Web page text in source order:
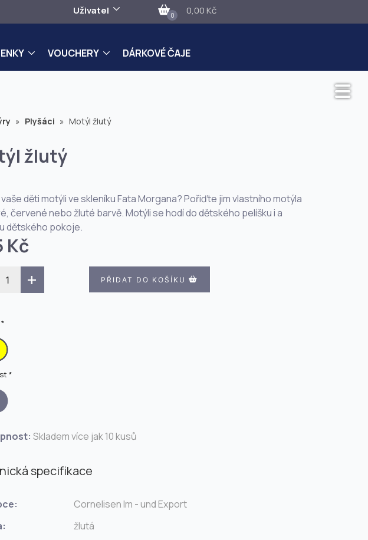
Uživatel 0 0,00 Kč
VOUCHERY DÁRKOVÉ ČAJE
» Plyšáci » Motýl žlutý
žlutý
děti motýli ve skleníku Fata Morgana? Pořiďte jim vlastního motýla
červené nebo žluté barvě. Motýli se hodí do dětského pelíšku i a
dětského pokoje.
Kč
+ PŘIDAT DO KOŠÍKU
*
Skladem více jak 10 kusů
specifikace
Cornelisen Im - und Export
žlutá